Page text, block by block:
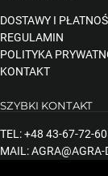
DOSTAWY I
REGULAMIN
POLITYKA
KONTAKT
SZYBKI KONTAKT
TEL: +48 43-67-72-
MAIL: AGRA@AGRA-